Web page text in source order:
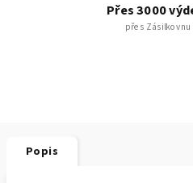
Přes 3000
přes Zásilkovnu
Popis